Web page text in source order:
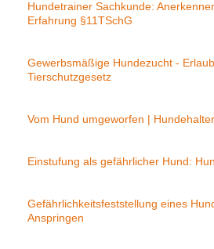
Hundetrainer Sachkunde:
Erfahrung §11TSchG
Gewerbsmäßige Hundezucht -
Tierschutzgesetz
Vom Hund umgeworfen |
Einstufung als gefährlicher Hund:
Gefährlichkeitsfeststellung eines
Anspringen